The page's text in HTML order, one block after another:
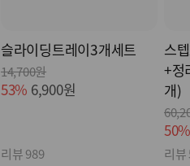
슬라이딩트레이3개세트
14,700원
53% 6,900원
리뷰 989
스
+정
개)
리뷰